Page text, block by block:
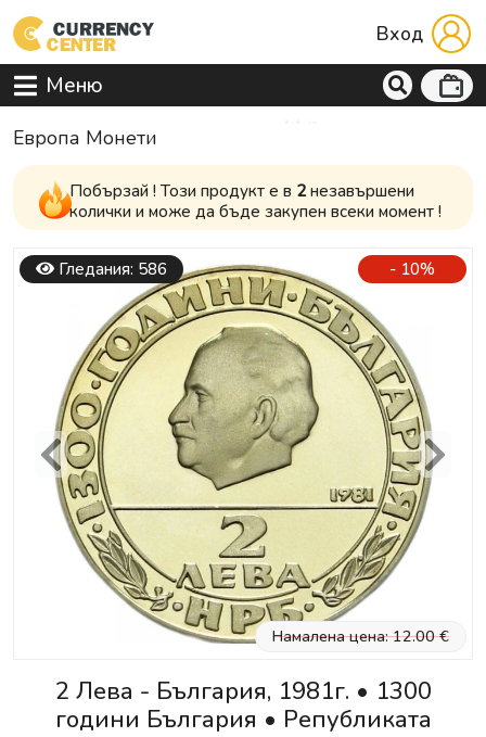
Вход
Меню
Европа Mонети
Побързай ! Този продукт е в 2незавършени
колички и може да бъде закупен всеки момент !
Гледания: 586
Намалена цена: 12.00 €
- 10%
Previous Next
2 Лева - България, 1981г. • 1300
години България • Републиката